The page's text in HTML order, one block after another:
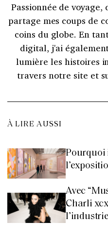
Passionnée de
partage mes coups de
coins du globe. En
digital, j'ai
lumière les histoires
travers notre site et
À LIRE AUSSI
Pourquoi
Avec
Charli